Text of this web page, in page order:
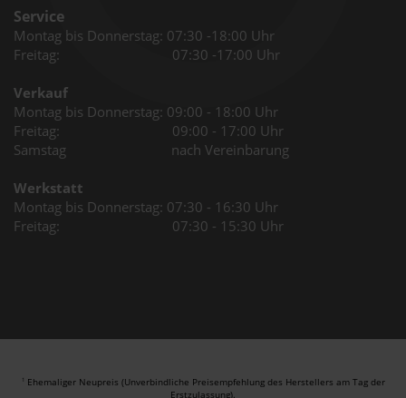
Service
Montag bis Donnerstag: 07:30 -18:00 Uhr
Freitag: 07:30 -17:00 Uhr
Verkauf
Montag bis Donnerstag: 09:00 - 18:00 Uhr
Freitag: 09:00 - 17:00 Uhr
Samstag nach Vereinbarung
Werkstatt
Montag bis Donnerstag: 07:30 - 16:30 Uhr
Freitag: 07:30 - 15:30 Uhr
1 Ehemaliger Neupreis (Unverbindliche Preisempfehlung des Herstellers am Tag der
Erstzulassung).